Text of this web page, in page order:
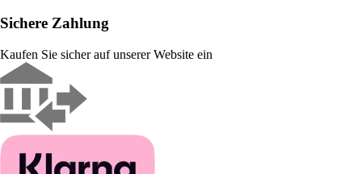
Sichere Zahlung
Kaufen Sie sicher auf unserer Website ein